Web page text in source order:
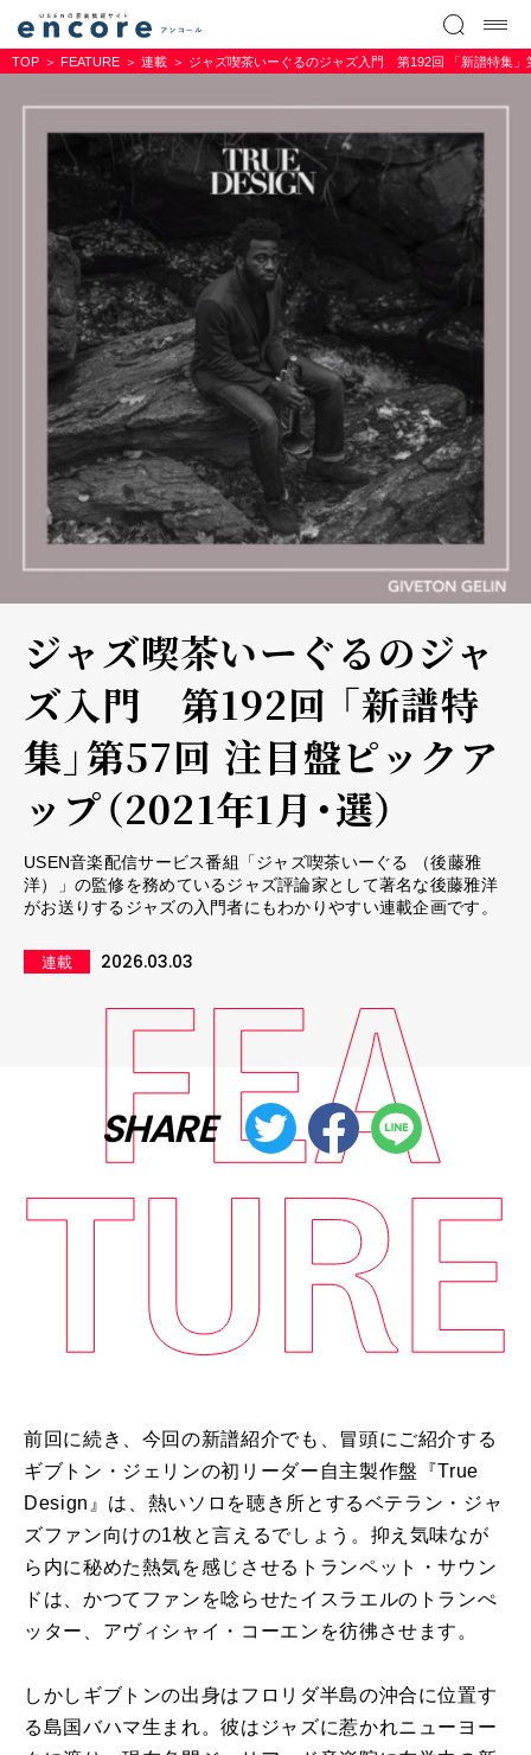
TOP FEATURE 連載 ジャズ喫茶いーぐるのジャズ入門 第192回 「新譜特集」
ジャズ喫茶いーぐるのジャ
ズ入門 第192回 「新譜特
集」第57回 注目盤ピックア
ップ（2021年1月・選）
USEN音楽配信サービス番組「ジャズ喫茶いーぐる （後藤雅
洋）」の監修を務めているジャズ評論家として著名な後藤雅洋
がお送りするジャズの入門者にもわかりやすい連載企画です。
連載 2026.03.03
SHARE
前回に続き、今回の新譜紹介でも、冒頭にご紹介する
ギブトン・ジェリンの初リーダー自主製作盤『True
Design 』は、熱いソロを聴き所とするベテラン・ジャ
ズファン向けの1枚と言えるでしょう。抑え気味なが
ら内に秘めた熱気を感じさせるトランペット・サウン
ドは、かつてファンを唸らせたイスラエルのトランぺ
ッター、アヴィシャイ・コーエンを彷彿させます。
しかしギブトンの出身はフロリダ半島の沖合に位置す
る島国バハマ生まれ。彼はジャズに惹かれニューヨー